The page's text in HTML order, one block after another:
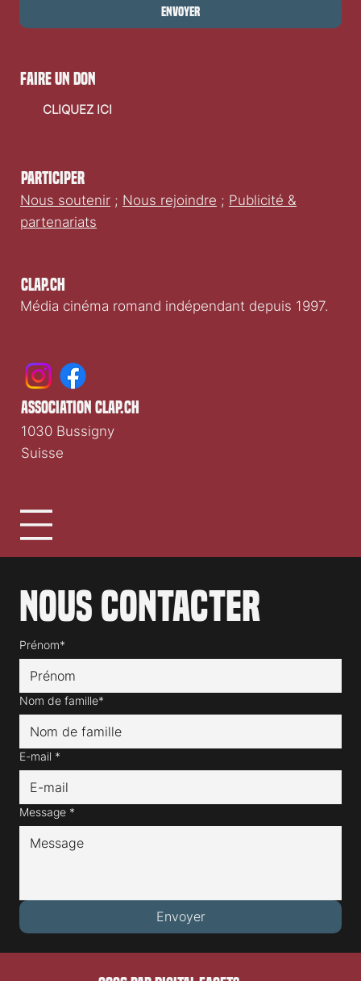
Envoyer
Clap.ch
Média cinéma romand indépendant depuis 1997.
Participer
Nous soutenir ; Nous rejoindre ; Publicité &
partenariats
Nous contacter
Prénom*
Nom de famille*
E-mail *
Message *
Envoyer
faire un don
CLIQUEZ ICI
association clap.ch
1030 Bussigny
Suisse